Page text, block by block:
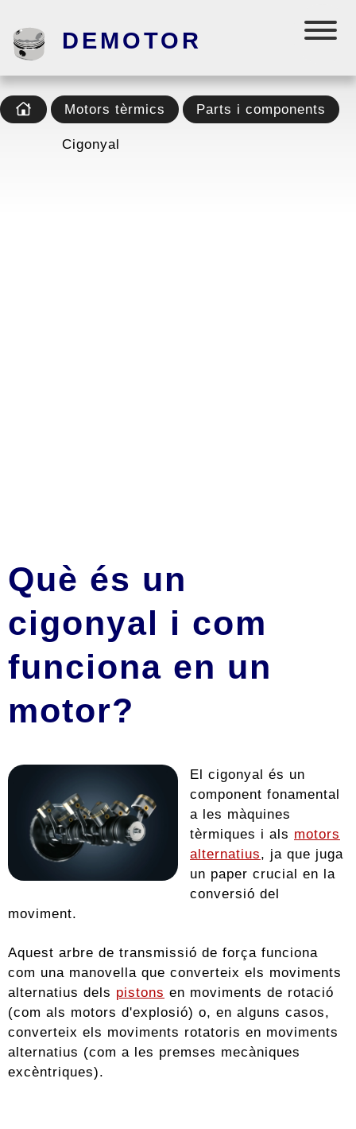
DEMOTOR
Motors tèrmics Parts i components
Cigonyal
Què és un
cigonyal i com
funciona en un
motor?
El cigonyal és un
component fonamental
a les màquines
tèrmiques i als motors
alternatius, ja que juga
un paper crucial en la
conversió del
moviment.
Aquest arbre de transmissió de força funciona
com una manovella que converteix els moviments
alternatius dels pistons en moviments de rotació
(com als motors d'explosió) o, en alguns casos,
converteix els moviments rotatoris en moviments
alternatius (com a les premses mecàniques
excèntriques).